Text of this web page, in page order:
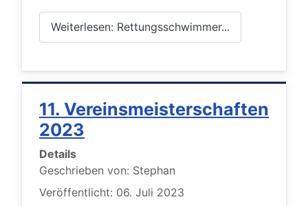
Weiterlesen: Rettungsschwimmer...
11. Vereinsmeisterschaften
2023
Details
Geschrieben von: Stephan
Veröffentlicht: 06. Juli 2023